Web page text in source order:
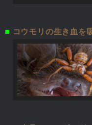
■ コウモリの生き血を